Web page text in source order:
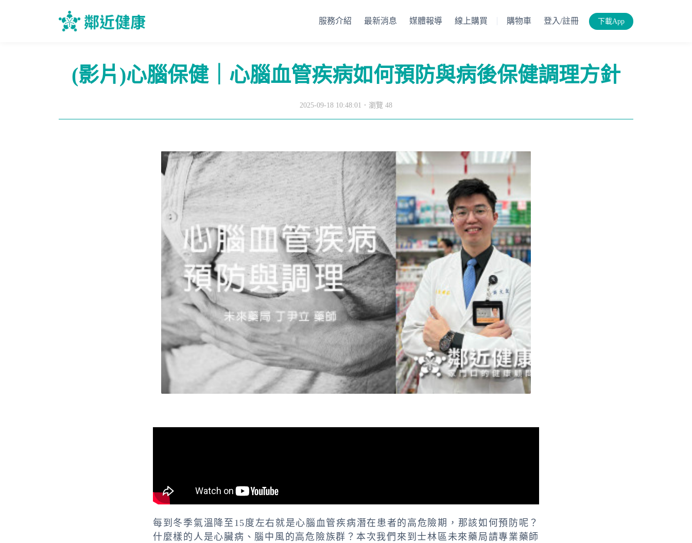
服務介紹 最新消息 媒體報導 線上購買 購物車 登入/註冊 下載App
(影片)心腦保健｜心腦血管疾病如何預防與病後保健調理方針
2025-09-18 10:48:01． 瀏覽 48
每到冬季氣溫降至15度左右就是心腦血管疾病潛在患者的高危險期，那該如何預防呢？
什麼樣的人是心臟病、腦中風的高危險族群？本次我們來到士林區未來藥局請專業藥師